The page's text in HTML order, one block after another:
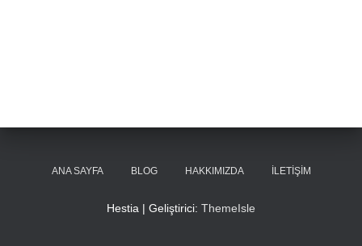
ANA SAYFA BLOG HAKKIMIZDA İLETIŞIM
Hestia | Geliştirici: ThemeIsle